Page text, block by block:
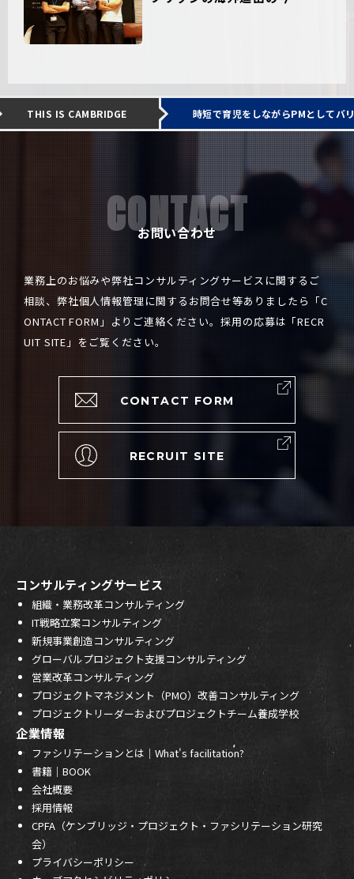
THIS IS CAMBRIDGE 時短で育児をしながらPMとしてバ
CONTACT
お問い合わせ
業務上のお悩みや弊社コンサルティングサービスに関するご
相談、弊社個人情報管理に関するお問合せ等ありましたら「C
ONTACT FORM 」よりご連絡ください。採用の応募は「RECR
UIT SITE 」をご覧ください。
CONTACT FORM
RECRUIT SITE
コンサルティングサービス
組織・業務改革コンサルティング
IT戦略立案コンサルティング
新規事業創造コンサルティング
グローバルプロジェクト支援コンサルティング
営業改革コンサルティング
プロジェクトマネジメント（PMO）改善コンサルティング
プロジェクトリーダーおよびプロジェクトチーム養成学校
企業情報
ファシリテーションとは｜What's facilitation?
書籍｜BOOK
会社概要
採用情報
CPFA（ケンブリッジ・プロジェクト・ファシリテーション研究
会）
プライバシーポリシー